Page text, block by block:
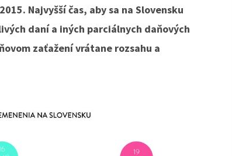
Najvyšší čas, aby sa na Slovensku
daní a iných parciálnych daňových
zaťažení vrátane rozsahu a